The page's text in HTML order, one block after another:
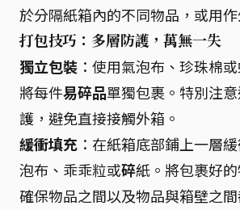
於分隔紙箱內的不同物品，或用作
打包技巧：多層防護，萬無一失
獨立包裝 ：使用氣泡布、珍珠棉
將每件易碎品單獨包裹。特別注
護，避免直接接觸外箱。
緩衝填充 ：在紙箱底部鋪上一層
泡布、乖乖粒或碎紙。將包裹好
確保物品之間以及物品與箱壁之